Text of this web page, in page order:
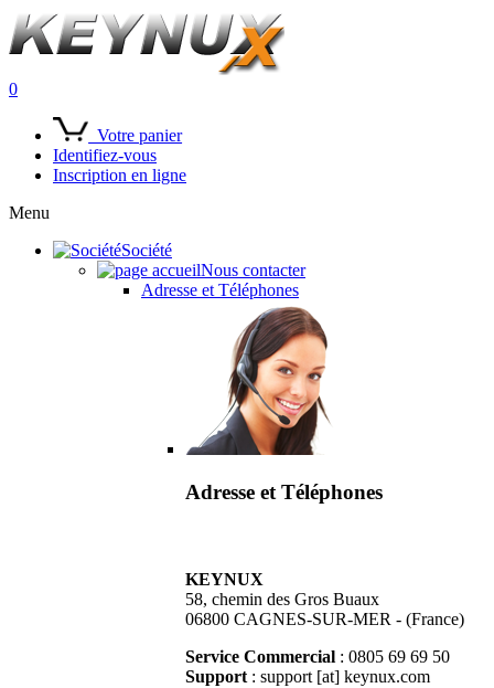
0
Votre panier
Identifiez-vous
Inscription en ligne
Menu
Société
Nous contacter
Adresse et Téléphones
Adresse et Téléphones
KEYNUX
58, chemin des Gros Buaux
06800 CAGNES-SUR-MER - (France)
Service Commercial : 0805 69 69 50
Support : support [at] keynux.com